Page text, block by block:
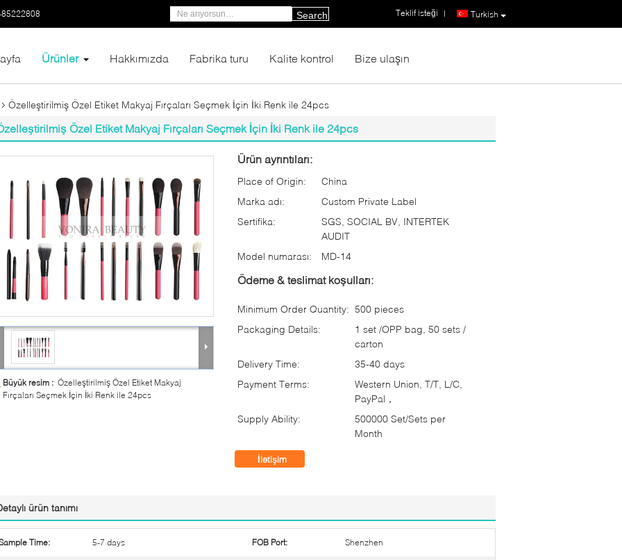
Turkish
Teklif isteği |
Search
Ürünler Hakkımızda Fabrika turu Kalite kontrol Bize ulaşın
Özelleştirilmiş Özel Etiket Makyaj Fırçaları Seçmek İçin İki Renk ile 24pcs
Özel Etiket Makyaj Fırçaları Seçmek İçin İki Renk ile 24pcs
Büyük resim : Özelleştirilmiş Özel Etiket Makyaj
Fırçaları Seçmek İçin İki Renk ile 24pcs
Ürün ayrıntıları:
Place of Origin:
China
Marka adı:
Custom Private Label
Sertifika:
SGS, SOCIAL BV, INTERTEK
AUDIT
Model numarası:
MD-14
Ödeme & teslimat koşulları:
Minimum Order Quantity: 500 pieces
Packaging Details:
1 set /OPP bag, 50 sets /
carton
Delivery Time:
35-40 days
Payment Terms:
Western Union, T/T, L/C,
PayPal，
Supply Ability:
500000 Set/Sets per
Month
İletişim
ürün tanımı
Time: 5-7 days FOB Port: Shenzhen